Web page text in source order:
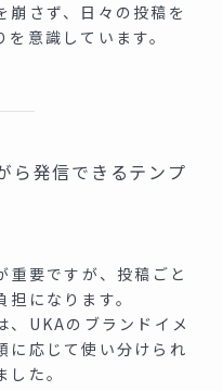
崩さず、日々の投稿を
意識しています。
ら発信できるテンプ
重要ですが、投稿ごと
になります。
、UKAのブランドイメ
に応じて使い分けられ
た。